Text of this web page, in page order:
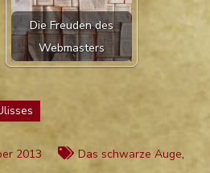
Die Freuden des
Webmasters
2013 Das schwarze Auge,